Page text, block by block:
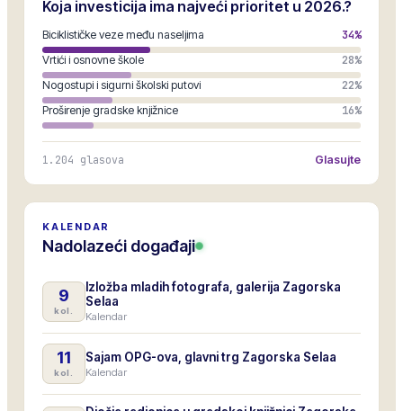
Koja investicija ima najveći prioritet u 2026.?
Biciklističke veze među naseljima 34%
Vrtići i osnovne škole 28%
Nogostupi i sigurni školski putovi 22%
Proširenje gradske knjižnice 16%
1.204 glasova Glasujte
KALENDAR
Nadolazeći događaji
9
kol.
Izložba mladih fotografa, galerija Zagorska
Selaa
Kalendar
11
kol.
Sajam OPG-ova, glavni trg Zagorska Selaa
Kalendar